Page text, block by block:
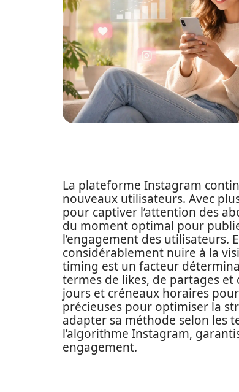
La plateforme Instagram
nouveaux utilisateurs. Avec
pour captiver l’attention des
du moment optimal pour
l’engagement des
considérablement nuire à la
timing est un facteur
termes de likes, de partages
jours et créneaux horaires
précieuses pour optimiser la
adapter sa méthode selon les
l’algorithme Instagram,
engagement.